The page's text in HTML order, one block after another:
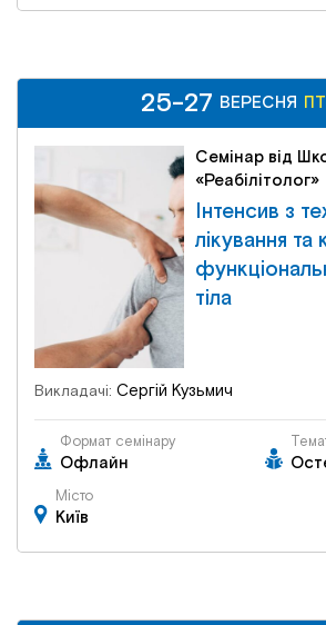
Семінар від
«Реабілітолог»
Інтенсив з
лікування та
тіла
Викладачі: Сергій Кузьмич
Формат семінару
Офлайн
Місто
Київ
ПТ-НД 25-27
25-27 ВЕРЕСНЯ